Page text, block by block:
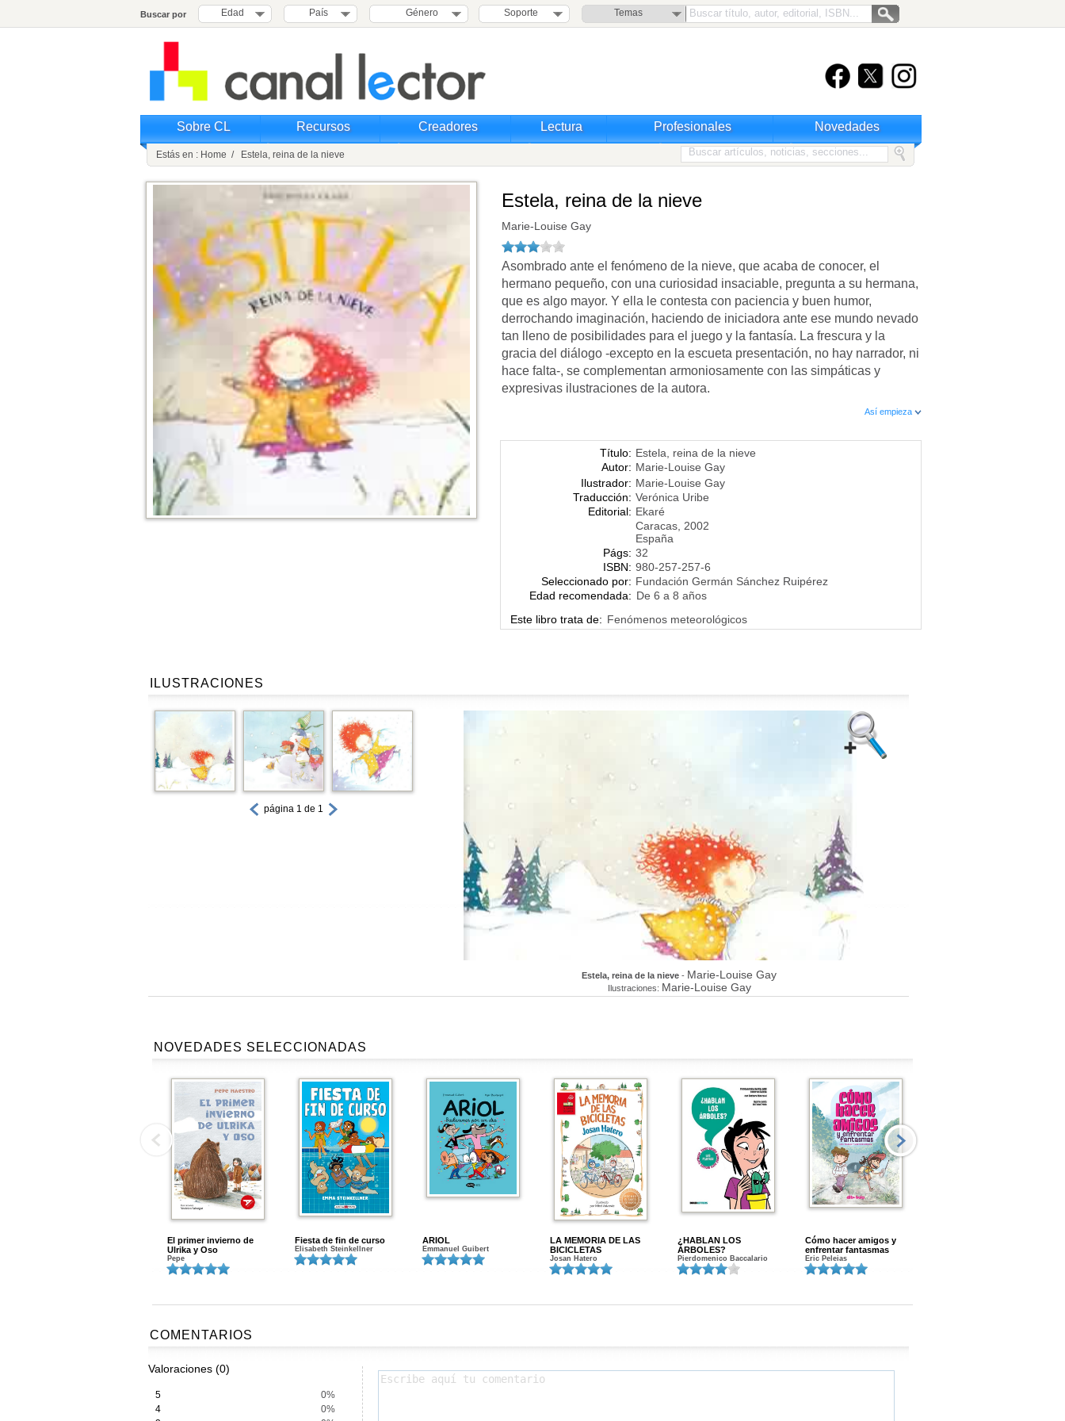
Buscar por Edad País Género Soporte Temas
Sobre CL Recursos Creadores Lectura Profesionales Novedades
Estás en : Home / Estela, reina de la nieve
Estela, reina de la nieve
Marie-Louise Gay
Asombrado ante el fenómeno de la nieve, que acaba de conocer, el
hermano pequeño, con una curiosidad insaciable, pregunta a su hermana,
que es algo mayor. Y ella le contesta con paciencia y buen humor,
derrochando imaginación, haciendo de iniciadora ante ese mundo nevado
tan lleno de posibilidades para el juego y la fantasía. La frescura y la
gracia del diálogo -excepto en la escueta presentación, no hay narrador, ni
hace falta-, se complementan armoniosamente con las simpáticas y
expresivas ilustraciones de la autora.
Así empieza
Título: Estela, reina de la nieve
Autor: Marie-Louise Gay
Ilustrador: Marie-Louise Gay
Traducción: Verónica Uribe
Editorial: Ekaré
Caracas, 2002
España
Págs: 32
ISBN: 980-257-257-6
Seleccionado por: Fundación Germán Sánchez Ruipérez
Edad recomendada: De 6 a 8 años
Este libro trata de: Fenómenos meteorológicos
ILUSTRACIONES
página 1 de 1
Estela, reina de la nieve - Marie-Louise Gay
Ilustraciones: Marie-Louise Gay
NOVEDADES SELECCIONADAS
El primer invierno de
Ulrika y Oso
Pepe
Fiesta de fin de curso
Elisabeth Steinkellner
ARIOL
Emmanuel Guibert
LA MEMORIA DE LAS
BICICLETAS
Josan Hatero
¿HABLAN LOS
ÁRBOLES?
Pierdomenico Baccalario
Cómo hacer amigos y
enfrentar fantasmas
Eric Peleias
COMENTARIOS
Valoraciones (0)
5
0%
4
0%